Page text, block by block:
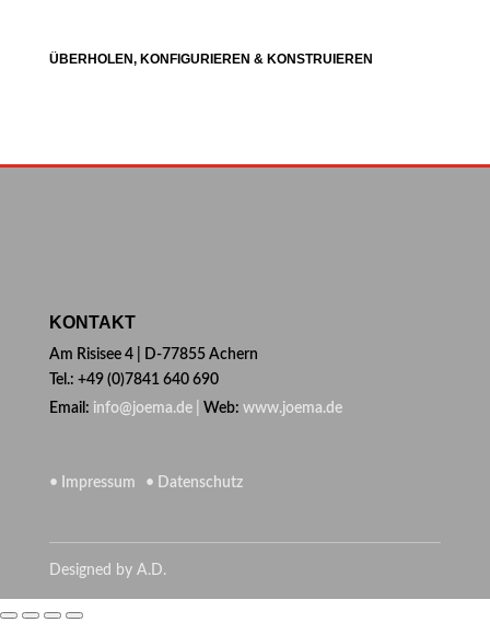
ÜBERHOLEN, KONFIGURIEREN & KONSTRUIEREN
KONTAKT
Am Risisee 4 | D-77855 Achern
Tel.: +49 (0)7841 640 690
Email: info@joema.de | Web: www.joema.de
• Impressum • Datenschutz
Designed by A.D.